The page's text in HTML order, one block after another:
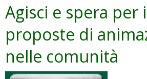
Agisci e spera per
proposte di
nelle comunità